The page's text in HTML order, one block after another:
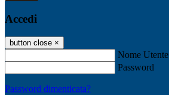
Accedi
button close ×
Nome Utente
Password
Password dimenticata?